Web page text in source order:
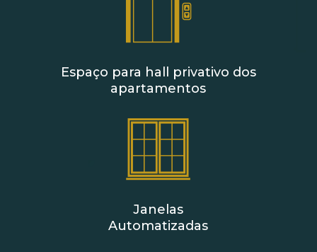
Espaço para hall privativo dos
apartamentos
Janelas
Automatizadas